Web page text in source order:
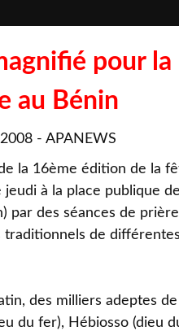
pour
au Bénin
- APANEWS
la 16ème édition de la
à la place publique
par des séances de
de
des milliers adeptes
du fer), Hébiosso (dieu